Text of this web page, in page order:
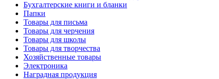
Бухгалтерские книги и бланки
Папки
Товары для письма
Товары для черчения
Товары для школы
Товары для творчества
Хозяйственные товары
Электроника
Наградная продукция